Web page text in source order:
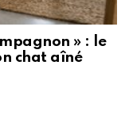
» : le
chat aîné